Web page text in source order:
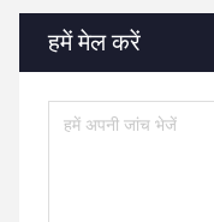
हमें मेल करें